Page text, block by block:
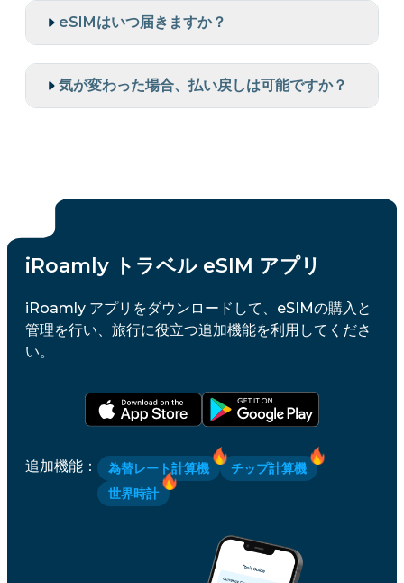
eSIMはいつ届きますか？
気が変わった場合、払い戻しは可能ですか？
iRoamly トラベル eSIM アプリ
iRoamly アプリをダウンロードして、eSIMの購入と
管理を行い、旅行に役立つ追加機能を利用してくださ
い。
追加機能 ： 為替レート計算機
チップ計算機
世界時計